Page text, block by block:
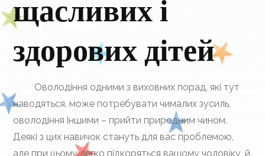
щасливих і
здорових дітей
Оволодіння одними з виховних порад, які тут
наводяться, може потребувати чималих зусиль,
оволодіння іншими – прийти природним чином.
Деякі з цих навичок стануть для вас проблемою,
але при цьому легко підкоряться вашому чоловіку, й